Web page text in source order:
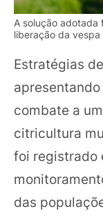
A solução adotada
liberação da
Estratégias
combate a
citricultura
foi registrado
das